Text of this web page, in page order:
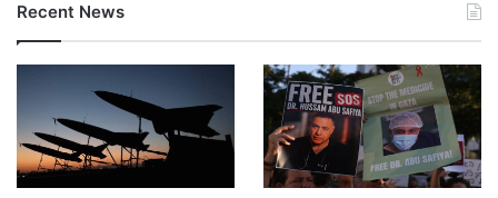
Recent News